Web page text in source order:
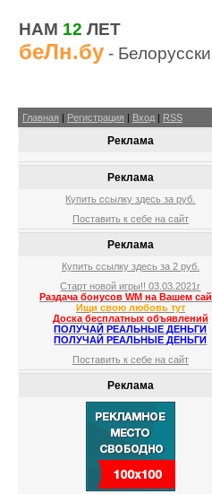
НАМ 12 ЛЕТ
беЛн.бу -
Главная | Регистрация | Вход | RSS
Реклама
Реклама
Купить ссылку здесь заруб.
Поставить к себе на сайт
Реклама
Купить ссылку здесь за 2 руб.
Старт новой игры!! 03.03.2021г
Раздача бонусов WM на Вашем
Ищи свою любовь тут
Доска бесплатных объявлений
ПОЛУЧАЙ РЕАЛЬНЫЕ ДЕНЬГИ
ПОЛУЧАЙ РЕАЛЬНЫЕ ДЕНЬГИ
Поставить к себе на сайт
Реклама